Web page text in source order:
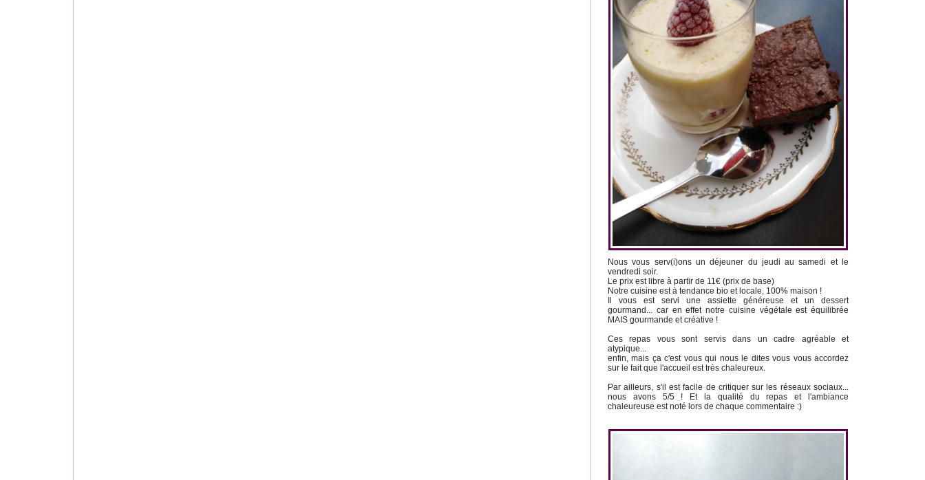
Nous vous serv(i)ons un déjeuner du jeudi au samedi et le
vendredi soir.
Le prix est libre à partir de 11€ (prix de base)
Notre cuisine est à tendance bio et locale, 100% maison !
Il vous est servi une assiette généreuse et un dessert
gourmand... car en effet notre cuisine végétale est équilibrée
MAIS gourmande et créative !
Ces repas vous sont servis dans un cadre agréable et
atypique...
enfin, mais ça c'est vous qui nous le dites vous vous accordez
sur le fait que l'accueil est très chaleureux.
Par ailleurs, s'il est facile de critiquer sur les réseaux sociaux...
nous avons 5/5 ! Et la qualité du repas et l'ambiance
chaleureuse est noté lors de chaque commentaire :)